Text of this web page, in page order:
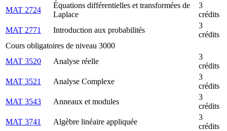
MAT 2724
Équations différentielles et transformées de
Laplace
3
crédits
MAT 2771
Introduction aux probabilités
3
crédits
Cours obligatoires de niveau 3000
MAT 3520
Analyse réelle
3
crédits
MAT 3521
Analyse Complexe
3
crédits
MAT 3543
Anneaux et modules
3
crédits
MAT 3741
Algèbre linéaire appliquée
3
crédits